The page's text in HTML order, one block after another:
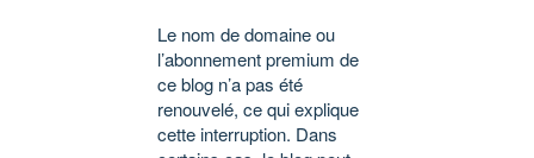
Le nom de domaine ou
l’abonnement premium de
ce blog n’a pas été
renouvelé, ce qui explique
cette interruption. Dans